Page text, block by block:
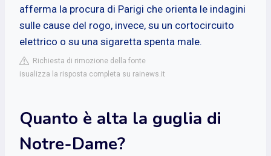
afferma la procura di Parigi che orienta le indagini
sulle cause del rogo, invece, su un cortocircuito
elettrico o su una sigaretta spenta male.
Richiesta di rimozione della fonte
isualizza la risposta completa su rainews.it
Quanto è alta la guglia di
Notre-Dame?